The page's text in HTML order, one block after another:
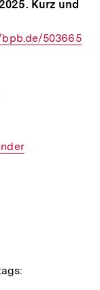
Kurz und
503665